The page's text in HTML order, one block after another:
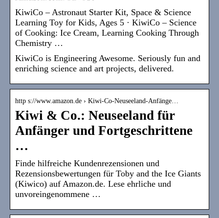
KiwiCo – Astronaut Starter Kit, Space & Science
Learning Toy for Kids, Ages 5 · KiwiCo – Science
of Cooking: Ice Cream, Learning Cooking Through
Chemistry …
KiwiCo is Engineering Awesome. Seriously fun and
enriching science and art projects, delivered.
http s://www.amazon.de › Kiwi-Co-Neuseeland-Anfänge…
Kiwi & Co.: Neuseeland für
Anfänger und Fortgeschrittene
…
Finde hilfreiche Kundenrezensionen und
Rezensionsbewertungen für Toby and the Ice Giants
(Kiwico) auf Amazon.de. Lese ehrliche und
unvoreingenommene …